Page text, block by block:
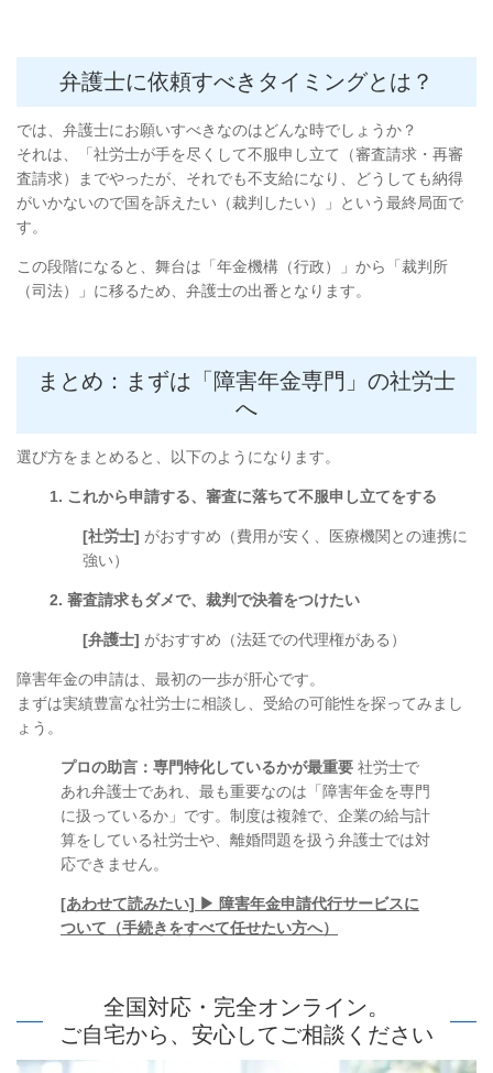
弁護士に依頼すべきタイミングとは？
では、弁護士にお願いすべきなのはどんな時でしょうか？
それは、「社労士が手を尽くして不服申し立て（審査請求・再審
査請求）までやったが、それでも不支給になり、どうしても納得
がいかないので国を訴えたい（裁判したい）」という最終局面で
す。
この段階になると、舞台は「年金機構（行政）」から「裁判所
（司法）」に移るため、弁護士の出番となります。
まとめ：まずは「障害年金専門」の社労士
へ
選び方をまとめると、以下のようになります。
1. これから申請する、審査に落ちて不服申し立てをする
[社労士] がおすすめ（費用が安く、医療機関との連携に
強い）
2. 審査請求もダメで、裁判で決着をつけたい
[弁護士] がおすすめ（法廷での代理権がある）
障害年金の申請は、最初の一歩が肝心です。
まずは実績豊富な社労士に相談し、受給の可能性を探ってみまし
ょう。
プロの助言：専門特化しているかが最重要 社労士で
あれ弁護士であれ、最も重要なのは「障害年金を専門
に扱っているか」です。制度は複雑で、企業の給与計
算をしている社労士や、離婚問題を扱う弁護士では対
応できません。
[あわせて読みたい] ▶ 障害年金申請代行サービスに
ついて（手続きをすべて任せたい方へ）
全国対応・完全オンライン。
ご自宅から、安心してご相談ください